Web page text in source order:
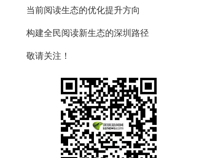
当前阅读生态的优化提升方向
构建全民阅读新生态的深圳路径
敬请关注！